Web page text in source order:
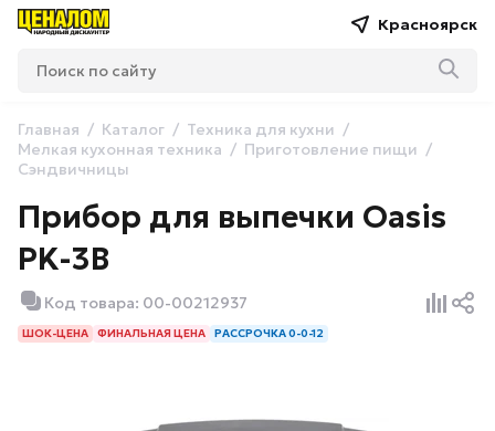
Красноярск
Главная Каталог
Техника для кухни
Мелкая кухонная техника
Приготовление пищи
Сэндвичницы
Прибор для выпечки Oasis
PK-3B
Код товара: 00-00212937
ШОК-ЦЕНА ФИНАЛЬНАЯ ЦЕНА РАССРОЧКА 0-0-12